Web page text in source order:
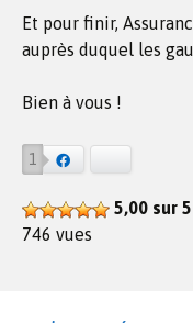
Et pour finir,
auprès duquel les
Bien à vous !
1
5,00 sur 5
746 vues